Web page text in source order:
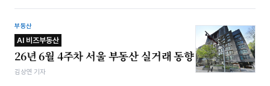
부동산
AI 비즈부동산
26년 6월 4주차 서울 부동산 실거래 동향
김상연 기자